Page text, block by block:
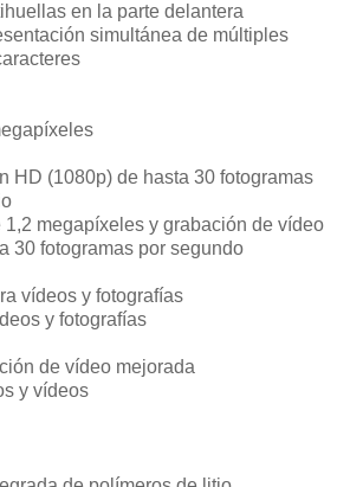
en la parte delantera
simultánea de múltiples
HD (1080p) de hasta 30 fotogramas
megapíxeles y grabación de vídeo
30 fotogramas por segundo
vídeos y fotografías
y fotografías
de vídeo mejorada
y vídeos